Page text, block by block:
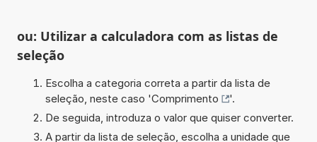
ou: Utilizar a calculadora com as listas de
seleção
Escolha a categoria correta a partir da lista de
seleção, neste caso 'Comprimento
'.
De seguida, introduza o valor que quiser converter.
A partir da lista de seleção, escolha a unidade que